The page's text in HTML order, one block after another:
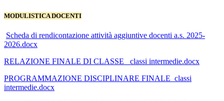
MODULISTICA DOCENTI
Scheda di rendicontazione attività aggiuntive docenti a.s. 2025-
2026.docx
RELAZIONE FINALE DI CLASSE_ classi intermedie.docx
PROGRAMMAZIONE DISCIPLINARE FINALE_classi
intermedie.docx